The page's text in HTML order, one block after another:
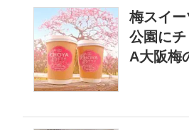
梅スイ
公園に
A大阪梅